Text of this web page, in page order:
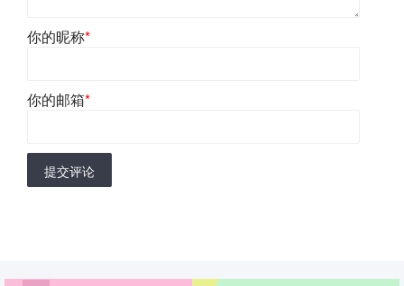
你的昵称*
你的邮箱*
提交评论